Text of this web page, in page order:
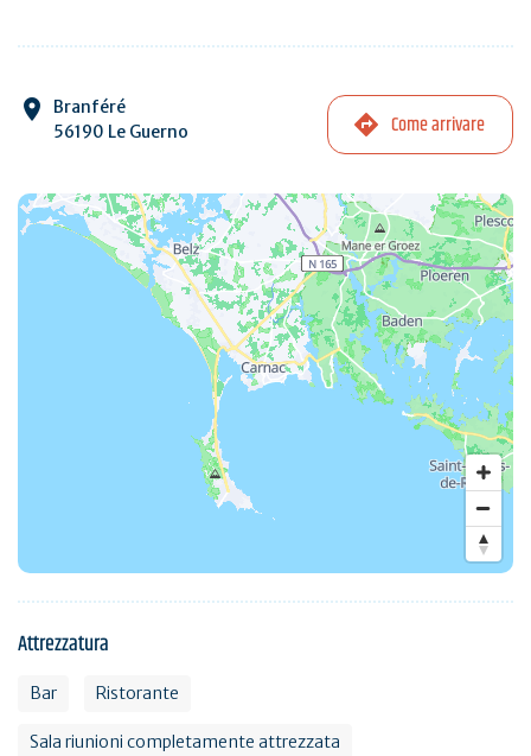
Branféré
56190 Le Guerno
Come arrivare
Attrezzatura
Bar Ristorante
Sala riunioni completamente attrezzata